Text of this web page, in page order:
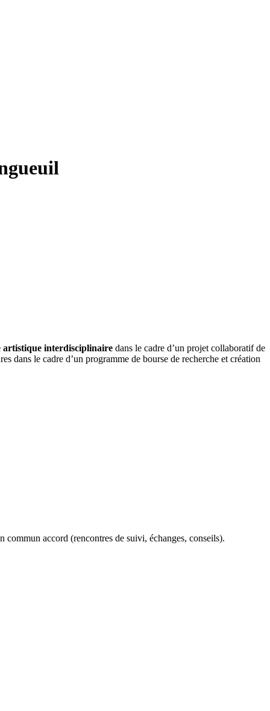
artistique interdisciplinaire dans le cadre d’un projet collaboratif de
dans le cadre d’un programme de bourse de recherche et création
commun accord (rencontres de suivi, échanges, conseils).